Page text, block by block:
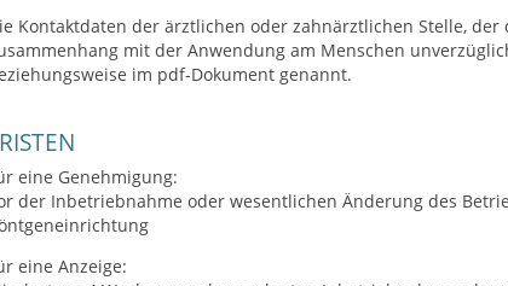
Kontaktdaten der ärztlichen oder zahnärztlichen Stelle,
mit der Anwendung am Menschen
im pdf-Dokument genannt.
eine Genehmigung:
der Inbetriebnahme oder wesentlichen Änderung des
eine Anzeige: